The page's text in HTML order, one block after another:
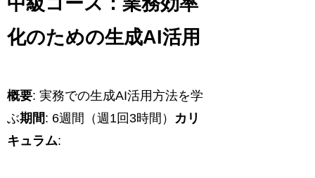
化のための生成AI活用
概要: 実務での生成AI活用方法を学
ぶ期間: 6週間（週1回3時間） カリ
キュラム: